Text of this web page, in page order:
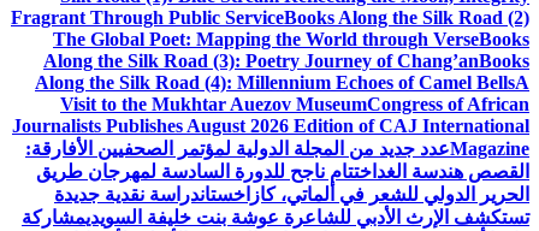
Fragrant Through Public ServiceBooks Along the Silk Road (2)
The Global Poet: Mapping the World through VerseBooks
Along the Silk Road (3): Poetry Journey of Chang’anBooks
Along the Silk Road (4): Millennium Echoes of Camel BellsA
Visit to the Mukhtar Auezov MuseumCongress of African
Journalists Publishes August 2026 Edition of CAJ International
Magazineعدد جديد من المجلة الدولية لمؤتمر الصحفيين الأفارقة:
القصص هندسة الغد اختتام ناجح للدورة السادسة لمهرجان طريق
الحرير الدولي للشعر في ألماتي، كازاخستاندراسة نقدية جديدة
تستكشف الإرث الأدبي للشاعرة عوشة بنت خليفة السويديمشاركة